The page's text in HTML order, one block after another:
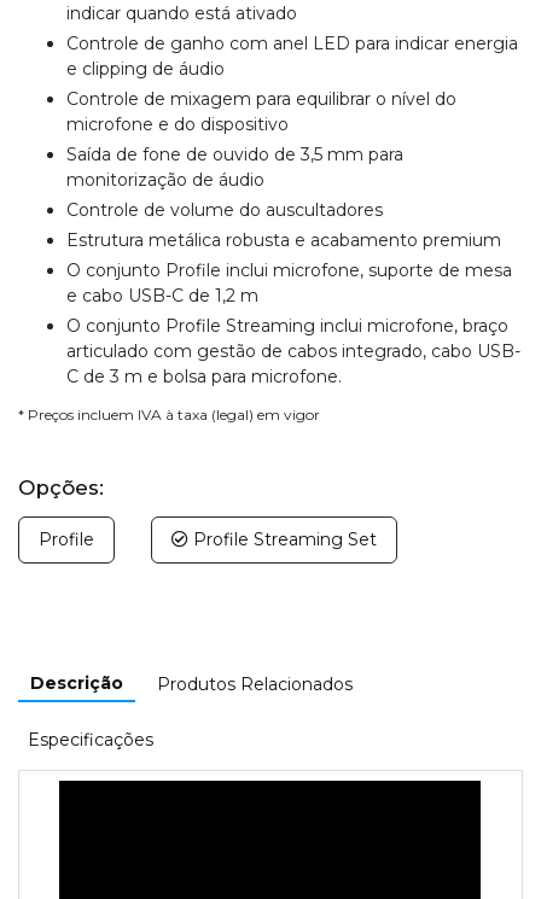
indicar quando está ativado
Controle de ganho com anel LED para indicar energia
e clipping de áudio
Controle de mixagem para equilibrar o nível do
microfone e do dispositivo
Saída de fone de ouvido de 3,5 mm para
monitorização de áudio
Controle de volume do auscultadores
Estrutura metálica robusta e acabamento premium
O conjunto Profile inclui microfone, suporte de mesa
e cabo USB-C de 1,2 m
O conjunto Profile Streaming inclui microfone, braço
articulado com gestão de cabos integrado, cabo USB-
C de 3 m e bolsa para microfone.
* Preços incluem IVA à taxa (legal) em vigor
Opções:
Profile Profile Streaming Set
Descrição Produtos Relacionados
Especificações